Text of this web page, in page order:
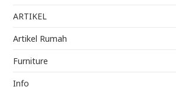
ARTIKEL
Artikel Rumah
Furniture
Info